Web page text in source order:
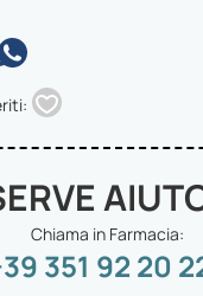
Chiama in Farmacia:
351 92 20